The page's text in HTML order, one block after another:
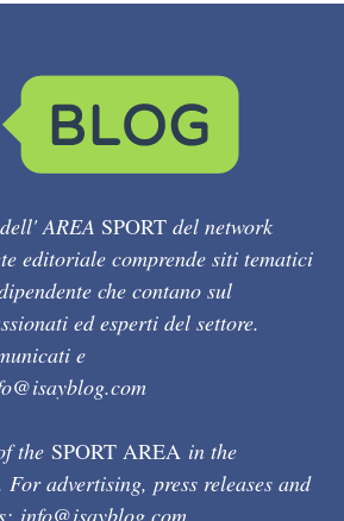
AREA SPORT del network
editoriale comprende siti tematici
che contano sul
ed esperti del settore.
e
the SPORT AREA in the
advertising, press releases and